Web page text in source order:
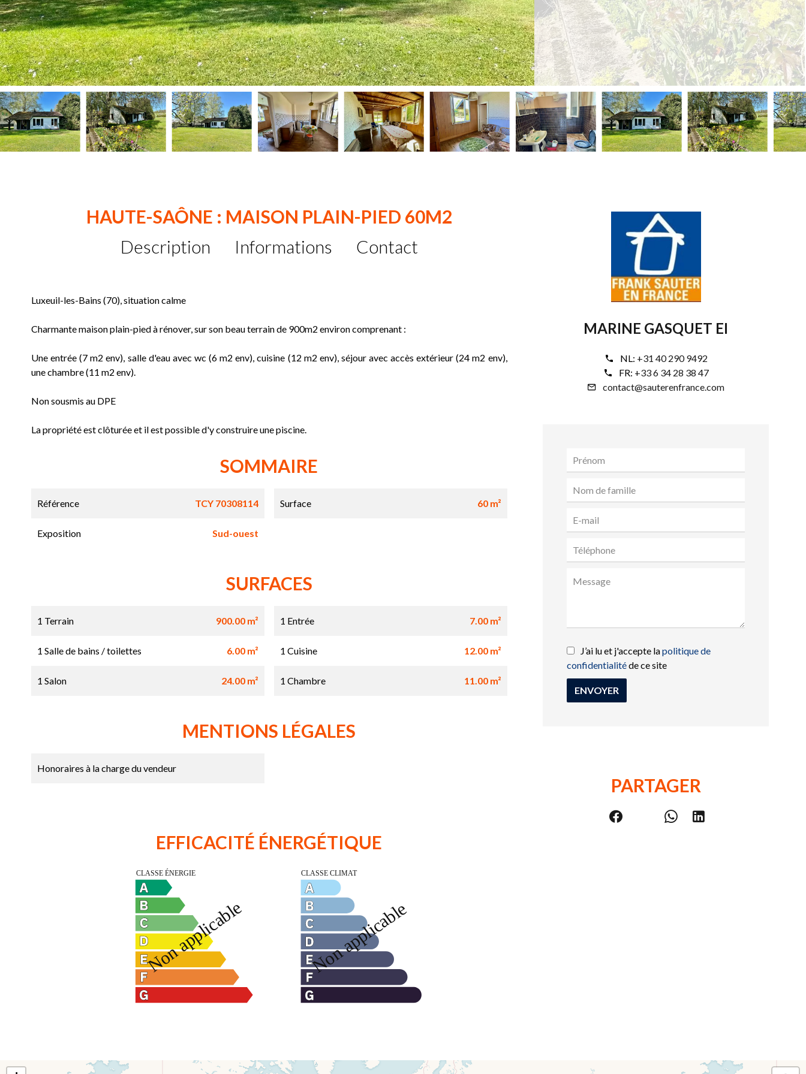
HAUTE-SAÔNE : MAISON PLAIN-PIED 60M2
Description
Informations Contact
Luxeuil-les-Bains (70), situation calme
Charmante maison plain-pied à rénover, sur son beau terrain de 900m2 environ comprenant :
Une entrée (7 m2 env), salle d'eau avec wc (6 m2 env), cuisine (12 m2 env), séjour avec accès extérieur (24 m2 env),
une chambre (11 m2 env).
Non sousmis au DPE
La propriété est clôturée et il est possible d'y construire une piscine.
SOMMAIRE
Référence TCY 70308114 Surface 60 m²
Exposition Sud-ouest
SURFACES
1 Terrain 900.00 m² 1 Entrée 7.00 m²
1 Salle de bains / toilettes 6.00 m² 1 Cuisine 12.00 m²
1 Salon 24.00 m² 1 Chambre 11.00 m²
MENTIONS LÉGALES
Honoraires à la charge du vendeur
EFFICACITÉ ÉNERGÉTIQUE
MARINE GASQUET EI
NL: +31 40 290 9492
FR: +33 6 34 28 38 47
contact@sauterenfrance.com
J’ai lu et j'accepte lapolitique de
confidentialitéde ce site
ENVOYER
PARTAGER